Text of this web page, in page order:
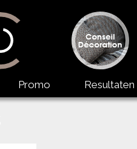
Promo Resultaten